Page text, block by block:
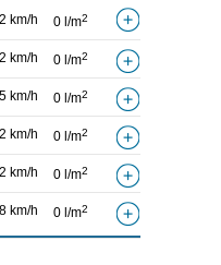
km/h 0 l/m2
km/h 0 l/m2
km/h 0 l/m2
km/h 0 l/m2
km/h 0 l/m2
km/h 0 l/m2